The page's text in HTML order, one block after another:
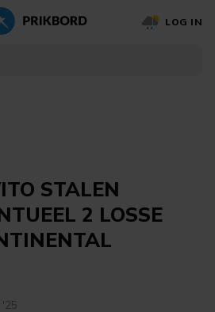
LOG IN
STALEN
2 LOSSE
'25